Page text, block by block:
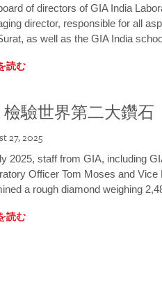
of directors of GIA India
director, responsible for all
as well as the GIA India
読む
檢驗世界第二大鑽石
27, 2025
2025, staff from GIA, including
Officer Tom Moses and
a rough diamond weighing
読む